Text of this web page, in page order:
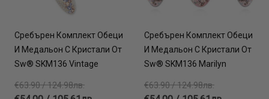
Сребърен Комплект Обеци
И Медальон С Кристали От
Sw® SKM136 Vintage
€63.90 / 124.98лв.
Сребърен Комплект Обеци
И Медальон С Кристали От
Sw® SKM136 Marilyn
€63.90 / 124.98лв.